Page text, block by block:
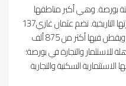
بورصة. وهي أكبر مناطقها
وأهمها، كما تُعتبر قلبها النابض ومفكرتها التاريخية. تضم عثمان غازي137
حياً، تتوزع على مساحة 1165 كم مربع، ويقطن فيها أكثر من 875 ألف
والتجارة في بورصة؛
السكنية والتجارية